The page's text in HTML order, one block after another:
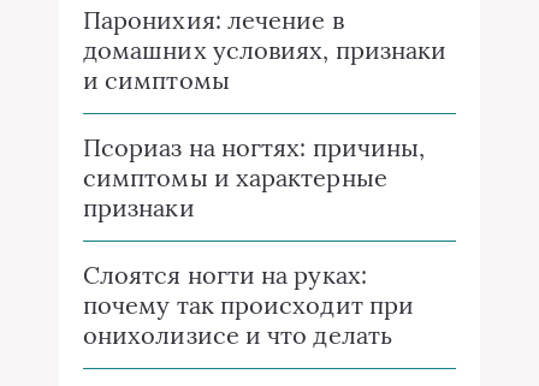
Паронихия: лечение в
домашних условиях, признаки
и симптомы
Псориаз на ногтях: причины,
симптомы и характерные
признаки
Слоятся ногти на руках:
почему так происходит при
онихолизисе и что делать